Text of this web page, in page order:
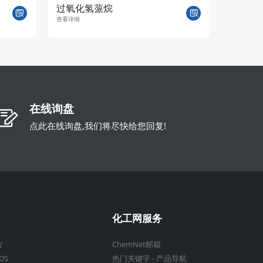
过氧化氢蒎烷
查看详细
在线询盘
点此在线询盘,我们将尽快给您回复!
化工网服务
ChemNet邮箱
热门关键字- 产品导航